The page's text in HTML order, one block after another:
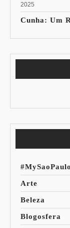
2025
Cunha: Um
15% de
#MySaoPaulo
Arte
Beleza
Blogosfera